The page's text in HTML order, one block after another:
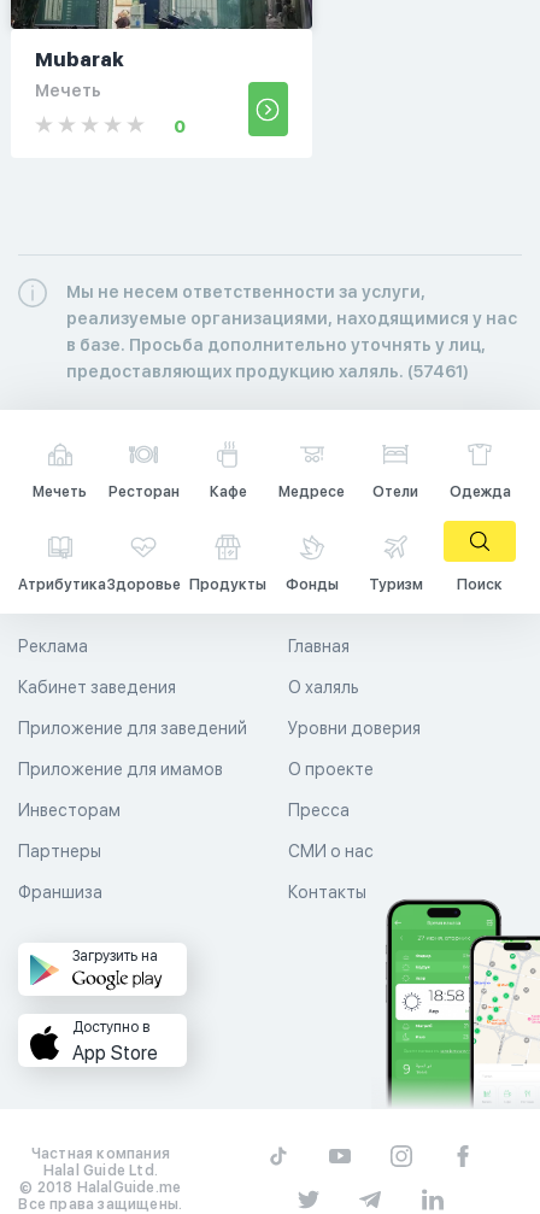
Mubarak
Мечеть
0
Мы не несем ответственности за услуги,
реализуемые организациями, находящимися у нас
в базе. Просьба дополнительно уточнять у лиц,
предоставляющих продукцию халяль. (57461)
Мечеть Ресторан Кафе Медресе Отели Одежда
АтрибутикаЗдоровье Продукты Фонды Туризм Поиск
Главная
О халяль
Уровни доверия
Реклама
Кабинет заведения
Приложение для заведений
Приложение для имамов О проекте
Пресса
СМИ о нас
Контакты
Инвесторам
Партнеры
Франшиза
Загрузить на
Доступно в
App Store
Частная компания
Halal Guide Ltd.
© 2018 HalalGuide.me
Все права защищены.